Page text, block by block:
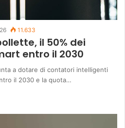
11.633
il 50% dei
entro il 2030
a dotare di contatori intelligenti
il 2030 e la quota…